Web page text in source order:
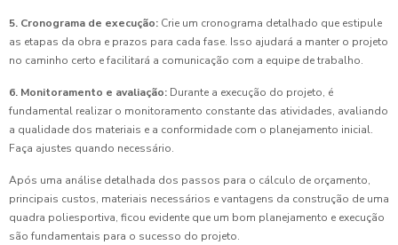
5. Cronograma de execução: Crie um cronograma detalhado que estipule
as etapas da obra e prazos para cada fase. Isso ajudará a manter o projeto
no caminho certo e facilitará a comunicação com a equipe de trabalho.
6. Monitoramento e avaliação: Durante a execução do projeto, é
fundamental realizar o monitoramento constante das atividades, avaliando
a qualidade dos materiais e a conformidade com o planejamento inicial.
Faça ajustes quando necessário.
Após uma análise detalhada dos passos para o cálculo de orçamento,
principais custos, materiais necessários e vantagens da construção de uma
quadra poliesportiva, ficou evidente que um bom planejamento e execução
são fundamentais para o sucesso do projeto.